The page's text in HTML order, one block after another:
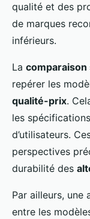
qualité et des
de marques
inférieurs.
La
repérer les
qualité-prix.
les
d’utilisateurs.
perspectives
durabilité des
Par ailleurs, une
entre les